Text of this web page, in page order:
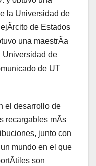
la Universidad de
de Estados
una maestrÃa
Universidad de
de UT
el desarrollo de
recargables mÃs
junto con
mundo en el que
son